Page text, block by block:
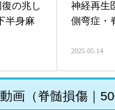
の兆し
半身麻
神経再生
側弯症・
2025.05.14
画（脊髄損傷｜50